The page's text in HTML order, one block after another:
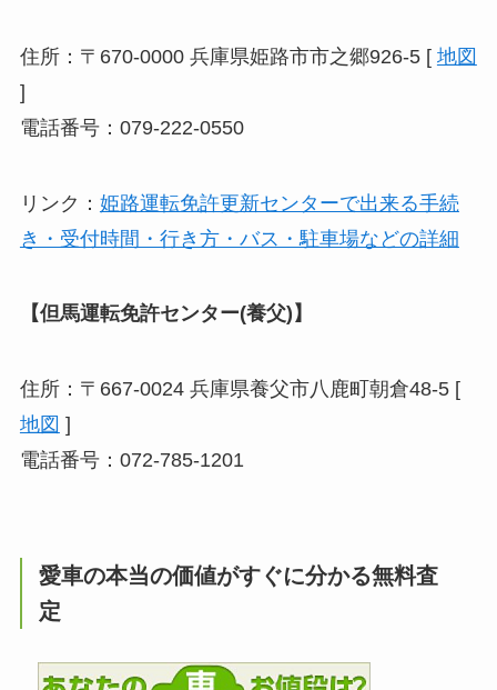
住所：〒670-0000 兵庫県姫路市市之郷926-5 [ 地図
]
電話番号：079-222-0550
リンク： 姫路運転免許更新センターで出来る手続
き・受付時間・行き方・バス・駐車場などの詳細
【但馬運転免許センター(養父)】
住所：〒667-0024 兵庫県養父市八鹿町朝倉48-5 [
地図 ]
電話番号：072-785-1201
愛車の本当の価値がすぐに分かる無料査
定